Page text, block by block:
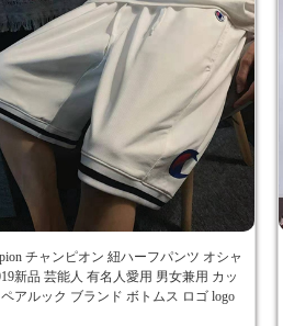
チャンピオン 紐ハーフパンツ オシャ
新品 芸能人 有名人愛用 男女兼用 カッ
アルック ブランド ボトムス ロゴ logo